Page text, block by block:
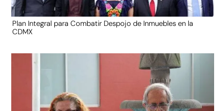
Plan Integral para Combatir Despojo de Inmuebles en la
CDMX